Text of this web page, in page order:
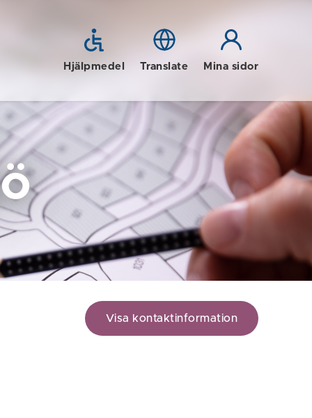
Hjälpmedel Translate Mina sidor
Visa kontaktinformation